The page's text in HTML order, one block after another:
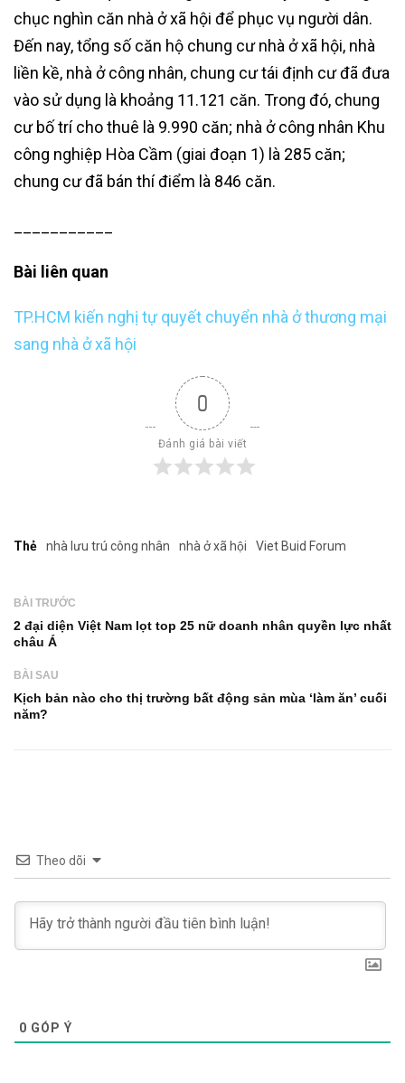
chục nghìn căn nhà ở xã hội để phục vụ người dân.
Đến nay, tổng số căn hộ chung cư nhà ở xã hội, nhà
liền kề, nhà ở công nhân, chung cư tái định cư đã đưa
vào sử dụng là khoảng 11.121 căn. Trong đó, chung
cư bố trí cho thuê là 9.990 căn; nhà ở công nhân Khu
công nghiệp Hòa Cầm (giai đoạn 1) là 285 căn;
chung cư đã bán thí điểm là 846 căn.
Bài liên quan
TP.HCM kiến nghị tự quyết chuyển nhà ở thương mại
sang nhà ở xã hội
0
Đánh giá bài viết
Thẻ nhà lưu trú công nhân nhà ở xã hội Viet Buid Forum
BÀI TRƯỚC
2 đại diện Việt Nam lọt top 25 nữ doanh nhân quyền lực nhất
châu Á
BÀI SAU
Kịch bản nào cho thị trường bất động sản mùa ‘làm ăn’ cuối
năm?
Theo dõi
0 GÓP Ý